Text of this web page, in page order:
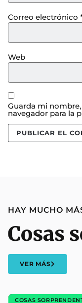
Correo electrónico
Web
Guarda mi
navegador para la
HAY MUCHO
Cosas
VER MÁS
COSAS